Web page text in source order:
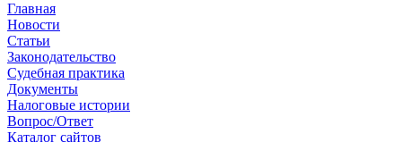
Главная
Новости
Cтатьи
Законодательство
Судебная практика
Документы
Налоговые истории
Вопрос/Ответ
Каталог сайтов